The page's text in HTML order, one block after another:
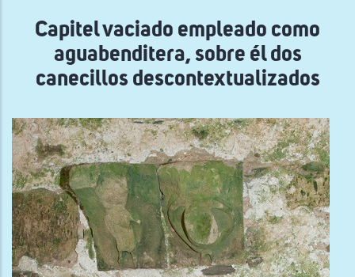
Capitel vaciado empleado como
aguabenditera, sobre él dos
canecillos descontextualizados